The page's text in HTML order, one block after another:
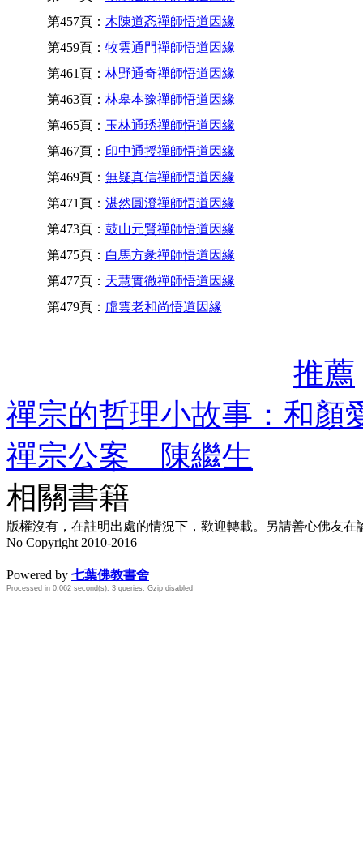
第457頁： 木陳道忞禪師悟道因緣
第459頁： 牧雲通門禪師悟道因緣
第461頁： 林野通奇禪師悟道因緣
第463頁： 林皋本豫禪師悟道因緣
第465頁： 玉林通琇禪師悟道因緣
第467頁： 印中通授禪師悟道因緣
第469頁： 無疑真信禪師悟道因緣
第471頁： 湛然圓澄禪師悟道因緣
第473頁： 鼓山元賢禪師悟道因緣
第475頁： 白馬方彖禪師悟道因緣
第477頁： 天慧實徹禪師悟道因緣
第479頁： 虛雲老和尚悟道因緣
推薦
禪宗的哲理小故事：和
禪宗公案 陳繼生
相關書籍
版權沒有，在註明出處的情況下，歡迎轉載。另請善心佛友
No Copyright 2010-2016
Powered by 七葉佛教書舍
Processed in 0.062 second(s), 3 queries, Gzip disabled